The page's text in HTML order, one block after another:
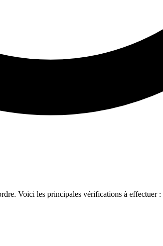
Voici les principales vérifications à effectuer :